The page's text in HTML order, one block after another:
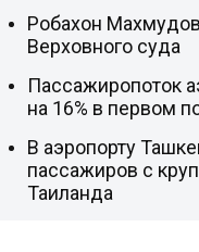
Робахон
Верховного суда
Пассажиропоток
на 16% в первом
В аэропорту
пассажиров с
Таиланда